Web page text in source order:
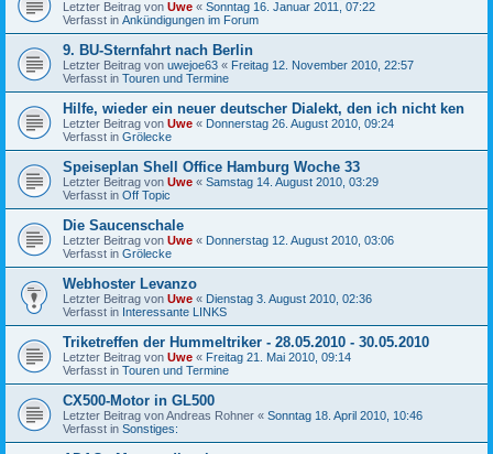
Letzter Beitrag von Uwe « Sonntag 16. Januar 2011, 07:22
Verfasst in Ankündigungen im Forum
9. BU-Sternfahrt nach Berlin
Letzter Beitrag von uwejoe63 « Freitag 12. November 2010, 22:57
Verfasst in Touren und Termine
Hilfe, wieder ein neuer deutscher Dialekt, den ich nicht ken
Letzter Beitrag von Uwe « Donnerstag 26. August 2010, 09:24
Verfasst in Grölecke
Speiseplan Shell Office Hamburg Woche 33
Letzter Beitrag von Uwe « Samstag 14. August 2010, 03:29
Verfasst in Off Topic
Die Saucenschale
Letzter Beitrag von Uwe « Donnerstag 12. August 2010, 03:06
Verfasst in Grölecke
Webhoster Levanzo
Letzter Beitrag von Uwe « Dienstag 3. August 2010, 02:36
Verfasst in Interessante LINKS
Triketreffen der Hummeltriker - 28.05.2010 - 30.05.2010
Letzter Beitrag von Uwe « Freitag 21. Mai 2010, 09:14
Verfasst in Touren und Termine
CX500-Motor in GL500
Letzter Beitrag vonAndreas Rohner « Sonntag 18. April 2010, 10:46
Verfasst in Sonstiges: